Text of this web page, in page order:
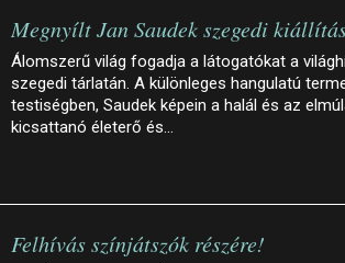
Megnyílt Jan Saudek szegedi
Álomszerű világ fogadja a látogatókat a
szegedi tárlatán. A különleges hangulatú
testiségben, Saudek képein a halál és az
kicsattanó életerő és…
Felhívás színjátszók részére!